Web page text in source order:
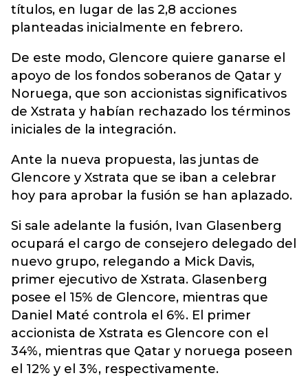
títulos, en lugar de las 2,8 acciones
planteadas inicialmente en febrero.
De este modo, Glencore quiere ganarse el
apoyo de los fondos soberanos de Qatar y
Noruega, que son accionistas significativos
de Xstrata y habían rechazado los términos
iniciales de la integración.
Ante la nueva propuesta, las juntas de
Glencore y Xstrata que se iban a celebrar
hoy para aprobar la fusión se han aplazado.
Si sale adelante la fusión, Ivan Glasenberg
ocupará el cargo de consejero delegado del
nuevo grupo, relegando a Mick Davis,
primer ejecutivo de Xstrata. Glasenberg
posee el 15% de Glencore, mientras que
Daniel Maté controla el 6%. El primer
accionista de Xstrata es Glencore con el
34%, mientras que Qatar y noruega poseen
el 12% y el 3%, respectivamente.